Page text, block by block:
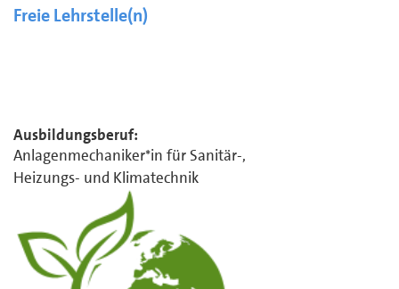
Freie Lehrstelle(n)
Ausbildungsberuf:
Anlagenmechaniker*in für Sanitär-,
Heizungs- und Klimatechnik